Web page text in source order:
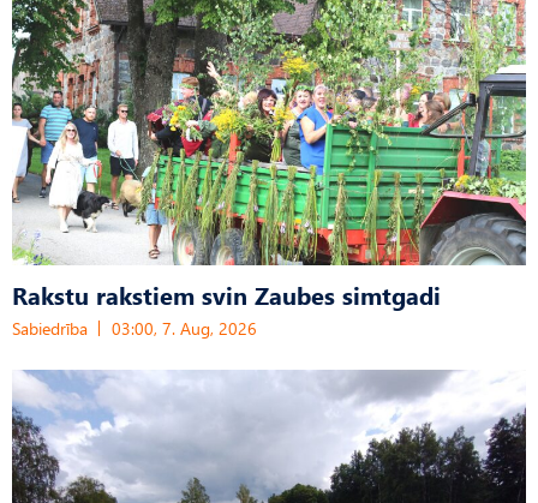
Rakstu rakstiem svin Zaubes simtgadi
Sabiedrība 03:00, 7. Aug, 2026